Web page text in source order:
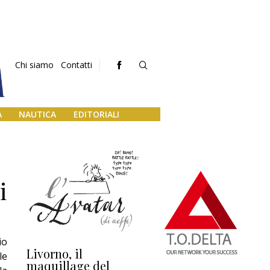
Chi siamo Contatti
NAUTICA EDITORIALI
Livorno, il
maquillage del
L’uscita di scena di